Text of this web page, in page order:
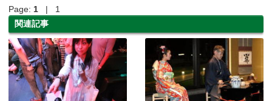
Page: 1 | 1
関連記事